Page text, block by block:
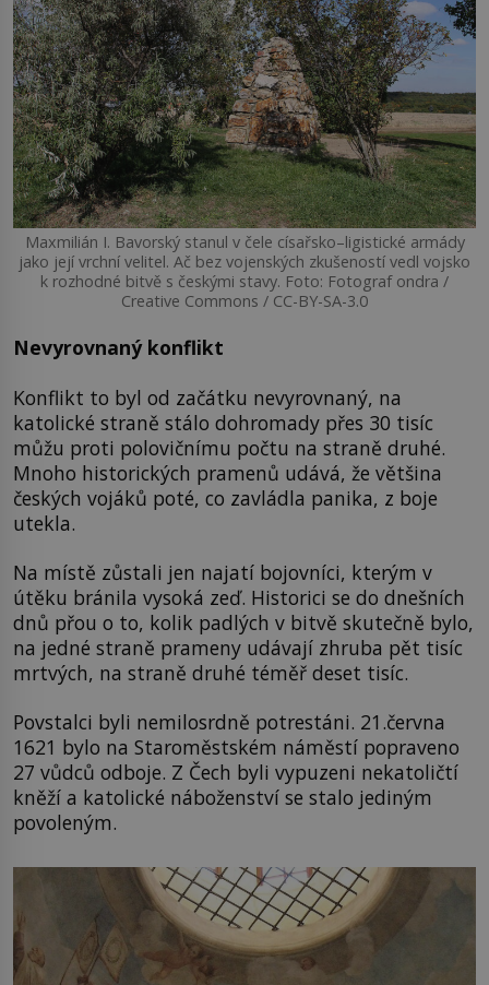
Maxmilián I. Bavorský stanul v čele císařsko–ligistické armády
jako její vrchní velitel. Ač bez vojenských zkušeností vedl vojsko
k rozhodné bitvě s českými stavy. Foto: Fotograf ondra /
Creative Commons / CC-BY-SA-3.0
Nevyrovnaný konflikt
Konflikt to byl od začátku nevyrovnaný, na
katolické straně stálo dohromady přes 30 tisíc
můžu proti polovičnímu počtu na straně druhé.
Mnoho historických pramenů udává, že většina
českých vojáků poté, co zavládla panika, z boje
utekla.
Na místě zůstali jen najatí bojovníci, kterým v
útěku bránila vysoká zeď. Historici se do dnešních
dnů přou o to, kolik padlých v bitvě skutečně bylo,
na jedné straně prameny udávají zhruba pět tisíc
mrtvých, na straně druhé téměř deset tisíc.
Povstalci byli nemilosrdně potrestáni. 21.června
1621 bylo na Staroměstském náměstí popraveno
27 vůdců odboje. Z Čech byli vypuzeni nekatoličtí
kněží a katolické náboženství se stalo jediným
povoleným.